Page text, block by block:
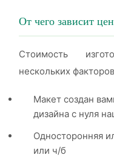
От чего зависит
Стоимость
нескольких
Макет создан
дизайна с нуля
Односторонняя
или ч/б